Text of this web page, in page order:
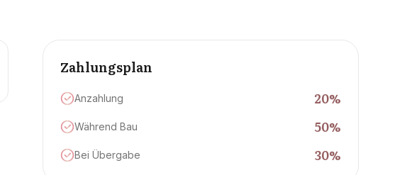
Zahlungsplan
Anzahlung 20%
Während Bau 50%
Bei Übergabe 30%